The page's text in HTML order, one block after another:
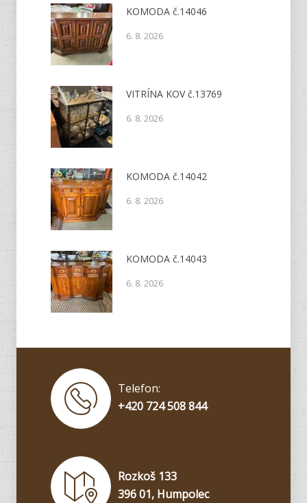
KOMODA č.14046
6. 8. 2026
VITRÍNA KOV č.13769
6. 8. 2026
KOMODA č.14042
6. 8. 2026
KOMODA č.14043
6. 8. 2026
Telefon:
+420 724 508 844
Rozkoš 133
396 01, Humpolec